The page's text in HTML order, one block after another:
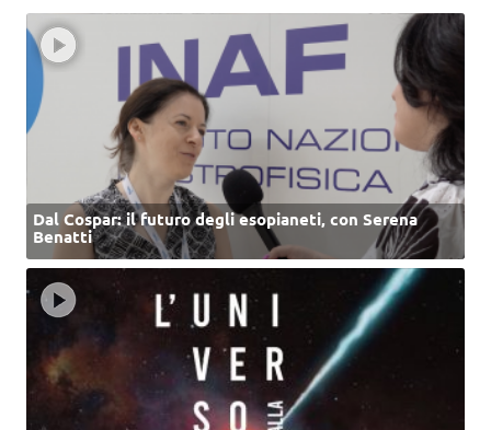
Dal Cospar: il futuro degli esopianeti, con Serena
Benatti